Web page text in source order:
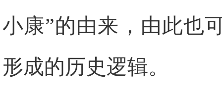
小康”的由来，由此也
形成的历史逻辑。